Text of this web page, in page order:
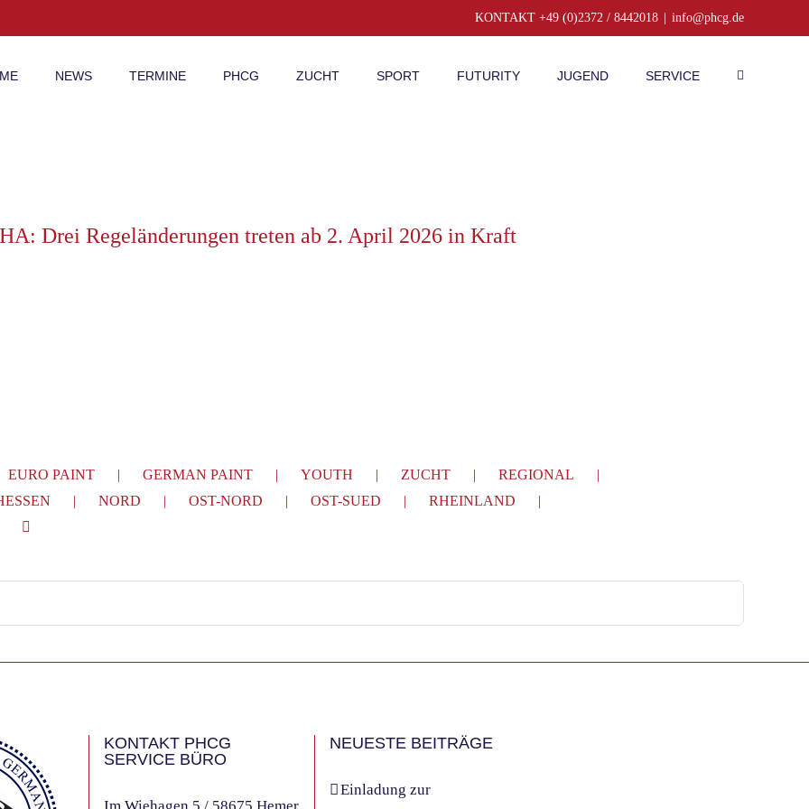
KONTAKT +49 (0)2372 / 8442018 | info@phcg.de
NEWS TERMINE PHCG ZUCHT SPORT FUTURITY JUGEND SERVICE
Drei Regeländerungen treten ab 2. April 2026 in Kraft
EURO PAINT GERMAN PAINT YOUTH ZUCHT
REGIONAL
NORD OST-NORD OST-SUED
RHEINLAND
KONTAKT PHCG
SERVICE BÜRO
NEUESTE BEITRÄGE
Einladung zur